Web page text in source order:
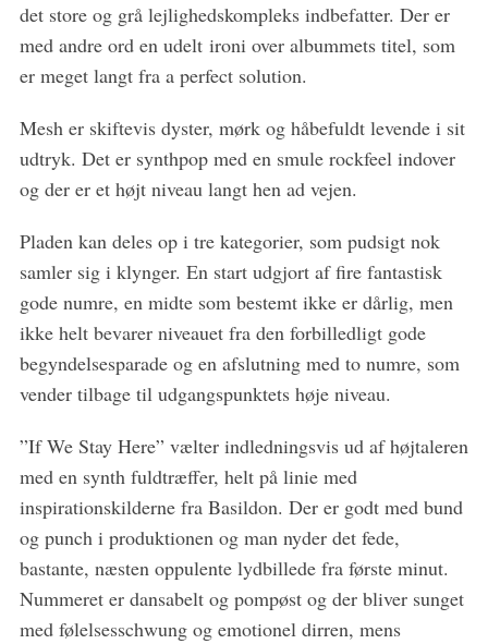
det store og grå lejlighedskompleks indbefatter. Der er
med andre ord en udelt ironi over albummets titel, som
er meget langt fra a perfect solution.
Mesh er skiftevis dyster, mørk og håbefuldt levende i sit
udtryk. Det er synthpop med en smule rockfeel indover
og der er et højt niveau langt hen ad vejen.
Pladen kan deles op i tre kategorier, som pudsigt nok
samler sig i klynger. En start udgjort af fire fantastisk
gode numre, en midte som bestemt ikke er dårlig, men
ikke helt bevarer niveauet fra den forbilledligt gode
begyndelsesparade og en afslutning med to numre, som
vender tilbage til udgangspunktets høje niveau.
”If We Stay Here” vælter indledningsvis ud af højtaleren
med en synth fuldtræffer, helt på linie med
inspirationskilderne fra Basildon. Der er godt med bund
og punch i produktionen og man nyder det fede,
bastante, næsten oppulente lydbillede fra første minut.
Nummeret er dansabelt og pompøst og der bliver sunget
med følelsesschwung og emotionel dirren, mens
e
a
r
h
f
o